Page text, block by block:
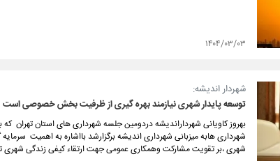
۱۴۰۴/۰۳/۰۳
شهردار اندیشه:
توسعه پایدار شهری نیازمند بهره گیری از ظرفیت بخش خصوصی است
بهروز کاویانی شهرداراندیشه دردومین جلسه شهرداری های استان تهران
شهرداری هابه میزبانی شهرداری اندیشه برگزارشد بااشاره به اهمیت
شهری ،بر تقویت مشارکت و‌همکاری عمومی جهت ارتقاء کیفی زندگی شهری